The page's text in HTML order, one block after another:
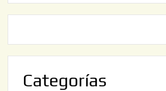
2
Categorías